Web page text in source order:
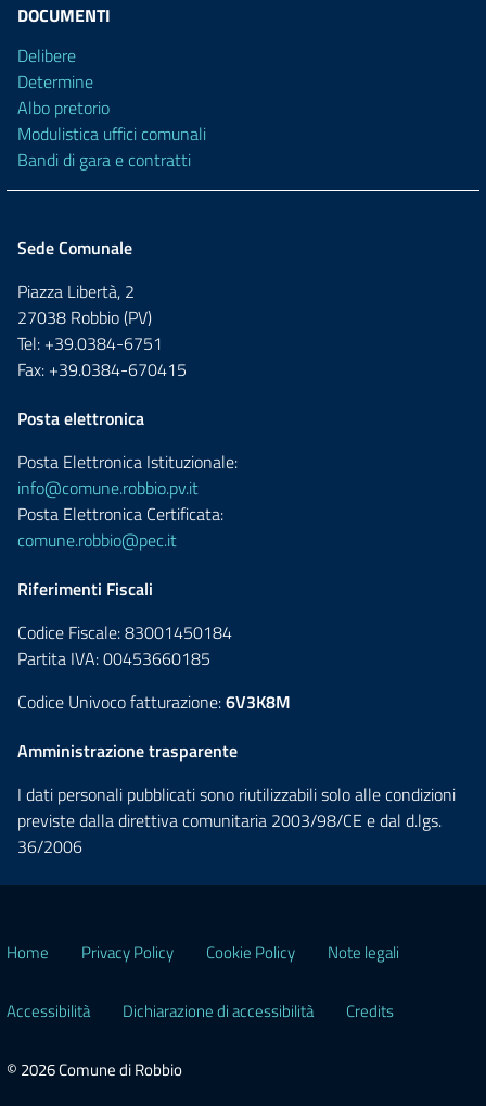
DOCUMENTI
Delibere
Determine
Albo pretorio
Modulistica uffici comunali
Bandi di gara e contratti
Sede Comunale
Piazza Libertà, 2
27038 Robbio (PV)
Tel: +39.0384-6751
Fax: +39.0384-670415
Posta elettronica
Posta Elettronica Istituzionale:
info@comune.robbio.pv.it
Posta Elettronica Certificata:
comune.robbio@pec.it
Riferimenti Fiscali
Codice Fiscale: 83001450184
Partita IVA: 00453660185
Codice Univoco fatturazione:6V3K8M
Amministrazione trasparente
I dati personali pubblicati sono riutilizzabili solo alle condizioni
previste dalla direttiva comunitaria 2003/98/CE e dal d.lgs.
36/2006
Home Privacy Policy Cookie Policy Note legali
Accessibilità Dichiarazione di accessibilità Credits
© 2026 Comune di Robbio